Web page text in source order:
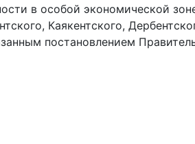
в особой экономической
Каякентского,
постановлением